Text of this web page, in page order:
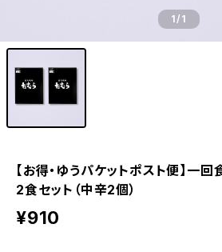
1/1
【お得・ゆうパケットポスト便】一
2食セット（中辛2個）
¥910